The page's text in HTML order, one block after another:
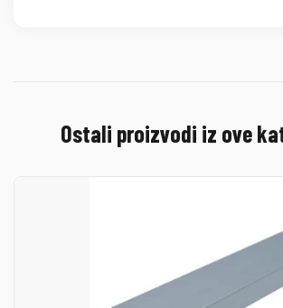
Ostali proizvodi iz ove